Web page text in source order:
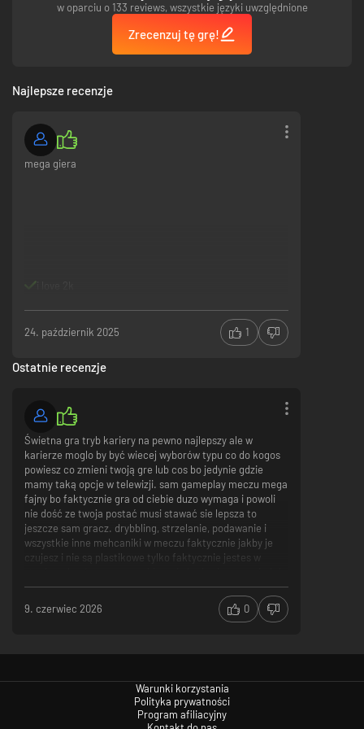
w oparciu o 133 reviews, wszystkie języki uwzględnione
Zrecenzuj tę grę!
Najlepsze recenzje
mega giera
24. październik 2025 1
Ostatnie recenzje
Świetna gra tryb kariery na pewno najlepszy ale w
karierze moglo by być wiecej wyborów typu co do kogos
powiesz co zmieni twoją gre lub cos bo jedynie gdzie
mamy taką opcje w telewizji. sam gameplay meczu mega
fajny bo faktycznie gra od ciebie duzo wymaga i powoli
nie dość ze twoja postać musi stawać sie lepsza to
jeszcze sam gracz. drybbling, strzelanie, podawanie i
wszystkie inne mehcaniki w meczu faktycznie jakby je
czujesz i nie są plastikowe tylko faktycznie jestes w
na temat ile roznych sztuczek jest w grze bo jest ich tak
dużo ze nawet ich nie znam wszystkich a co dopiero
zapamietac jak je wszystkie zrobić. w skrocie gra jest
9. czerwiec 2026 0
Warunki korzystania
Polityka prywatności
Program afiliacyjny